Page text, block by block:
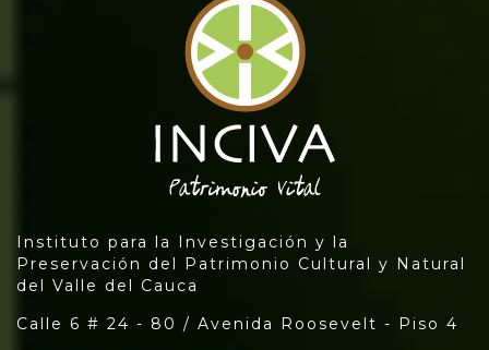
Instituto para la Investigación y la
Preservación del Patrimonio Cultural y Natural
del Valle del Cauca
Calle 6 # 24 - 80 / Avenida Roosevelt - Piso 4